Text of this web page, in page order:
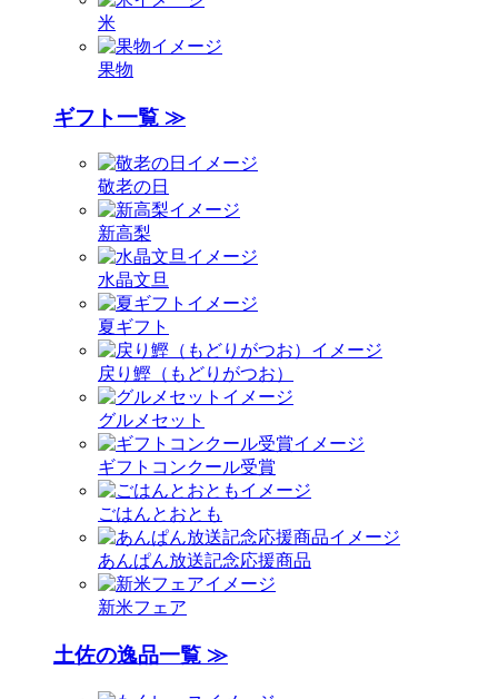
米
果物
ギフト一覧 ≫
敬老の日
新高梨
水晶文旦
夏ギフト
戻り鰹（もどりがつお）
グルメセット
ギフトコンクール受賞
ごはんとおとも
あんぱん放送記念応援商品
新米フェア
土佐の逸品一覧 ≫